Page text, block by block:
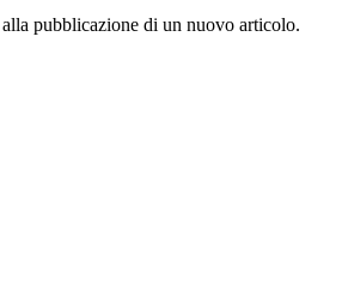
pubblicazione di un nuovo articolo.